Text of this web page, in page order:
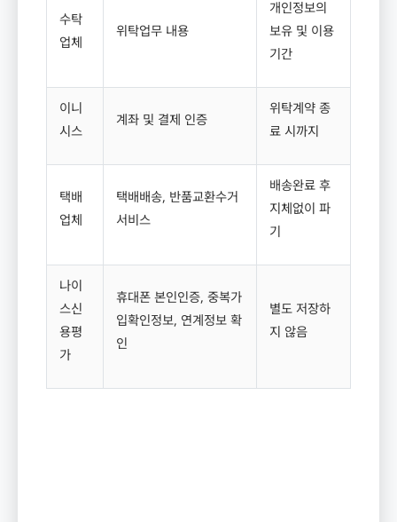
수탁
업체
위탁업무 내용
개인정보의
보유 및 이용
기간
이니
시스
계좌 및 결제 인증
위탁계약 종
료 시까지
택배
업체
택배배송, 반품교환수거
서비스
배송완료 후
지체없이 파
기
나이
스신
용평
가
휴대폰 본인인증, 중복가
입확인정보, 연계정보 확
인
별도 저장하
지 않음